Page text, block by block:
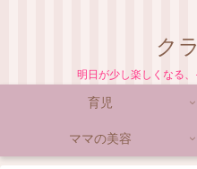
ク
明日が少し楽しくなる
育児
ママの美容